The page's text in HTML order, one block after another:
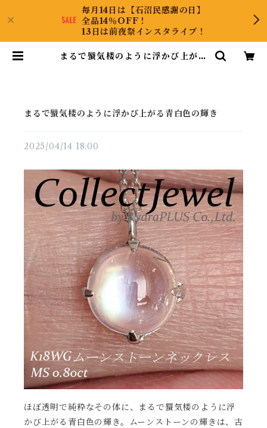
毎月14日は【石沼民感謝の日】
全品14％OFF！
13日は前夜祭インスタライブ！
まるで蜃気楼のように浮かび上がる
まるで蜃気楼のように浮かび上がる青白色の輝き
2025/04/14 18:00
ほぼ透明で純粋なその体に、まるで蜃気楼のように浮
かび上がる青白色の輝き。ムーンストーンの輝きは、古